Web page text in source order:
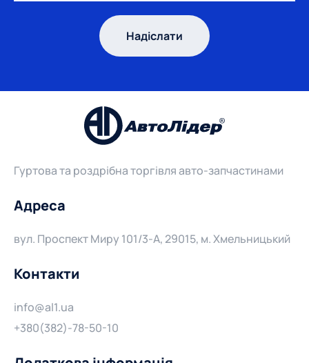
Надіслати
Гуртова та роздрібна торгівля авто-запчастинами
Адреса
вул. Проспект Миру 101/3-А, 29015, м. Хмельницький
Контакти
info@al1.ua
+380(382)-78-50-10